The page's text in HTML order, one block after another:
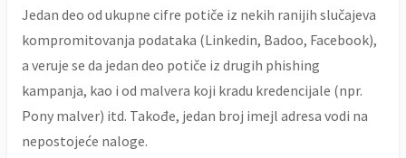
Jedan deo od ukupne cifre potiče iz nekih ranijih slučajeva
kompromitovanja podataka (Linkedin, Badoo, Facebook),
a veruje se da jedan deo potiče iz drugih phishing
kampanja, kao i od malvera koji kradu kredencijale (npr.
Pony malver) itd. Takođe, jedan broj imejl adresa vodi na
nepostojeće naloge.